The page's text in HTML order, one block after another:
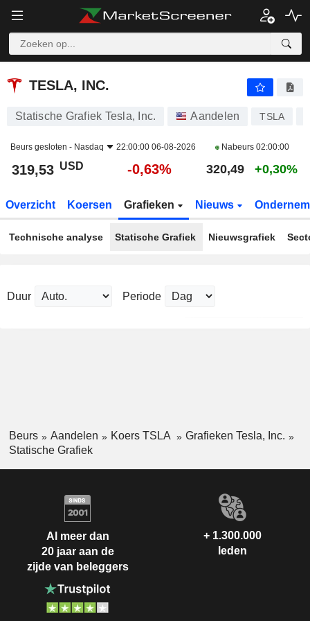
TESLA, INC.
TESLA, INC.
Statische Grafiek Tesla, Inc. Aandelen TSLA
Beurs gesloten - Nasdaq 22:00:00 06-08-2026 Nabeurs 02:00:00
319,53 USD -0,63% 320,49 +0,30%
Overzicht Koersen Grafieken Nieuws
Technische analyse Statische Grafiek Nieuwsgrafiek
Duur Periode
Beurs Aandelen Koers TSLA
Grafieken Tesla, Inc.
Statische Grafiek
Al meer dan
20 jaar aan de
zijde van beleggers
+ 1.300.000
leden